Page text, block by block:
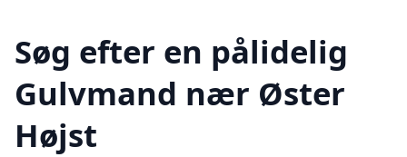
Søg efter en pålidelig
Gulvmand nær Øster
Højst